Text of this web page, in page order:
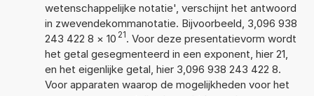
wetenschappelijke notatie', verschijnt het antwoord
in zwevendekommanotatie. Bijvoorbeeld, 3,096 938
243 422 8 × 10 21. Voor deze presentatievorm wordt
het getal gesegmenteerd in een exponent, hier 21,
en het eigenlijke getal, hier 3,096 938 243 422 8.
Voor apparaten waarop de mogelijkheden voor het